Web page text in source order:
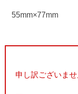
55mm×77mm
申し訳ございま